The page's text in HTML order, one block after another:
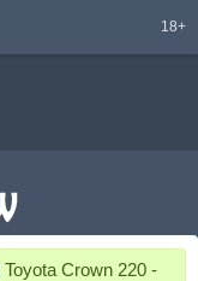
18+
Toyota Crown 220 -